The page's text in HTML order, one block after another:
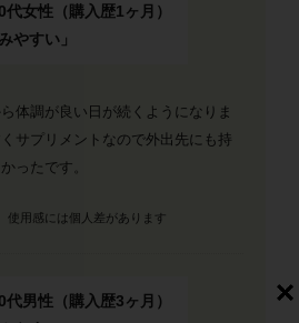
女性（購入歴1ヶ月）
やすい」
体調が良い日が続くようになりま
サプリメントなので外出先にも持
ったです。
使用感には個人差があります
男性（購入歴3ヶ月）